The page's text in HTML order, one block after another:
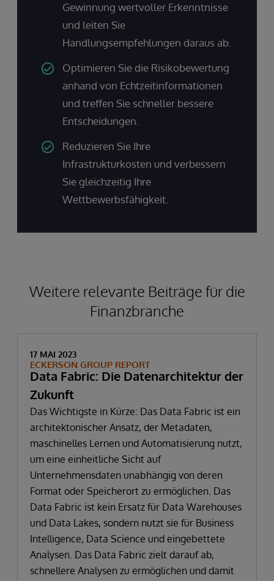
Gewinnung wertvoller Erkenntnisse
und leiten Sie
Handlungsempfehlungen daraus ab.
Optimieren Sie die Risikobewertung
anhand von Echtzeitinformationen
und treffen Sie schneller bessere
Entscheidungen.
Reduzieren Sie Ihre
Infrastrukturkosten und verbessern
Sie gleichzeitig Ihre
Wettbewerbsfähigkeit.
Weitere relevante Beiträge für die
Finanzbranche
17 MAI 2023
ECKERSON GROUP REPORT
Data Fabric: Die Datenarchitektur der
Zukunft
Das Wichtigste in Kürze: Das Data Fabric ist ein
architektonischer Ansatz, der Metadaten,
maschinelles Lernen und Automatisierung nutzt,
um eine einheitliche Sicht auf
Unternehmensdaten unabhängig von deren
Format oder Speicherort zu ermöglichen. Das
Data Fabric ist kein Ersatz für Data Warehouses
und Data Lakes, sondern nutzt sie für Business
Intelligence, Data Science und eingebettete
Analysen. Das Data Fabric zielt darauf ab,
schnellere Analysen zu ermöglichen und damit